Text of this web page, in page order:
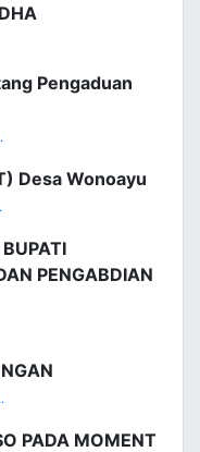
Pengaduan
Desa Wonoayu
PENGABDIAN
PADA MOMENT